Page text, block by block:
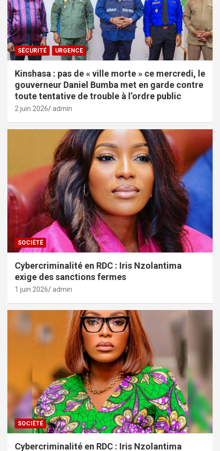
SÉCURITÉ URGENCE
Kinshasa : pas de « ville morte » ce mercredi, le
gouverneur Daniel Bumba met en garde contre
toute tentative de trouble à l’ordre public
2 juin 2026 admin
SOCIÉTÉ
Cybercriminalité en RDC : Iris Nzolantima
exige des sanctions fermes
1 juin 2026 admin
SOCIÉTÉ
Cybercriminalité en RDC : Iris Nzolantima